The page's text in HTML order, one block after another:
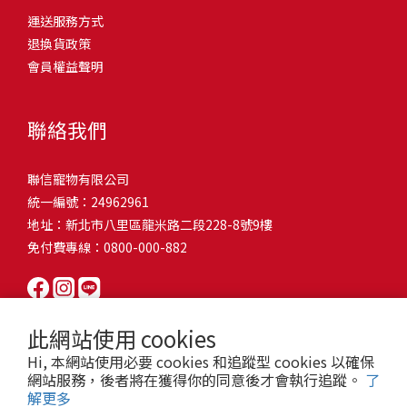
此網站使用 cookies
Hi, 本網站使用必要 cookies 和追蹤型 cookies 以確保
網站服務，後者將在獲得你的同意後才會執行追蹤。 了
解更多
和獨立能力。 幼犬訓練常見問題Q1: 幾個月大的幼犬最適合開始訓
練？A: 訓練可從幼犬到家首日開始（約8-10週大）。3-16週是社會
化黃金期，每次訓練控制在5-10分鐘內。Q2: 幼犬如廁訓練需要多久
屬啃咬玩具作替代品，發現不當啃咬時堅定說「不」，並引導至適
尿尿？A: 建立固定如廁時間表，成功時立即獎勵。限制活動範圍並
密切監督。意外發生時不責罵，使用專用除臭劑徹底清理。Q5: 幼犬
一直吠叫怎麼辦？A: 找出原因（尋求注意力、警戒、焦慮）。訓練
「安靜」指令，停止吠叫時獎勵。避免對吠叫作出反應，確保充分
向獎勵比懲罰更有效且健康。懲罰可能導致恐懼或攻擊行為，破壞
狗狗怎麼辦？A: 循序漸進社交化，從友善成犬開始。不強迫互動，
正面經驗後給予獎勵。考慮參加專業幼犬社交課程。Q8: 幼犬分離焦
慮要如何處理？A: 練習短暫分離，逐漸延長。離開和返家時保持低
調。提供能分散注意力的玩具，建立可預測的離家儀式。每隻幼犬
熱，水分流失快，腸道可能變得敏感，導致糞便變軟或拉稀。如果
換季時沒有適當調整環境，貓咪的腸胃就可能跟著「鬧脾氣」。冬
天注意保暖，提供暖墊、厚毯，避免冷風直吹。夏天補充水分，可
像是開冷氣又突然關掉，容易讓貓咪腸胃受影響。重點提醒：換季
時，記得關心貓咪的腸胃狀況，適當調整環境，幫助毛孩適應！ 貓
有血絲、異味特別重，那就要小心可能是 寄生蟲感染（如蛔蟲、鈎
蟲、球蟲）或腸胃炎、腸道疾病。這類情況會影響營養吸收，長期
下來甚至可能造成貓咪消瘦、免疫力下降。定期驅蟲（幼貓建議每
月一次，成貓每 3~6 個月一次）。觀察貓咪精神狀態，如果還伴隨
嘔吐、食慾下降，務必儘早就醫。重點提醒：如果貓咪拉肚子超過 2
天，或糞便異常，應立即帶去獸醫院檢查！ 貓咪拉肚子原因5. 情緒
壓力影響腸胃壓力不只影響人類，也會影響貓咪的腸胃！過度緊
張、焦慮、驚嚇（如煙火聲、大聲喧嘩），都可能讓貓咪拉肚子。
尤其是個性敏感的貓咪，對變化的適應力比較低，壓力一大，腸胃
就先「罷工」。減少壓力來源，盡量讓貓咪的作息固定。給貓咪陪
活中輕鬆改善看到滿屋子的貓毛是不是很抓狂？別擔心！其實只要
透過一些簡單的日常照護方式，就能有效減少貓咪掉毛情況。從梳
毛、洗澡到增加互動和營養調整，這些小撇步不僅能幫助貓咪維持
行動吧！ 預防貓掉毛方法1：勤勞梳毛養貓必備神器就是各種梳子
啦！勤勞梳毛是最直接有效的掉毛控制方法。定期梳理可以幫貓咪
髮打結和皮膚問題。建議週期：短毛貓每週梳1-2次，長毛貓則建議
2-3天梳一次。挑選合適的梳具也很重要，可以準備橡膠刷、鬃毛刷
或專用脫毛梳，依照毛質選擇。記得將梳毛變成愉快的日常儀式，
不僅能增加你們的互動時間，也讓貓咪享受被梳理的舒適感！預防
貓掉毛方法2：定期洗澡「貓咪會自己清潔，不需要洗澡」這個想法
其實不完全正確哦！適當的洗澡能幫助貓咪清除死毛和皮屑，減少
澡頻率不宜過高，一般室內貓咪1-3個月洗一次就足夠，過度洗澡反
而會造成皮膚乾燥。選擇專為貓咪設計的溫和洗毛精，洗後一定要
完全吹乾，避免濕毛造成皮膚問題。如果貓咪特別害怕洗澡，可以
的紙箱。建議一開始可以購買單價較低的入門款，觀察一下貓咪的
使用狀況，再考慮購買「豪宅」！ 項目費用用品貓碗$300貓窩
$500貓跳台$1,500貓砂盆$500貓抓板$300外出籠$1,000一次性養貓
咪是非常需要安全感的動物，可以準備一個專屬他的「寶座」，當
花費3：貓跳台貓咪雖然不需要外出進行放電，但在家中還是需要擺
放高度適合的貓跳台提供貓咪玩耍，貓跳台與貓窩相同，能給予貓
咪對於環境的安全感。一次性養貓用品相關花費4：貓砂盆貓咪排泄
用品，可選擇合適貓咪體型大小，不宜過小。一次性養貓用品相關
想，需要準備一個能夠讓牠們放肆磨爪的貓抓板。一次性養貓用品
時，外出籠就非常重要，平常也可以適度讓貓咪適應外出籠，避免
緊急情況時，貓咪過度抗拒。總結來說貓咪在健康及用品的一次性
費用大約落在 $ 7900~ $ 11600不等。雖說金額看起來不少，但以上
運送服務方式
退換貨政策
會員權益聲明
聯絡我們
聯信寵物有限公司
統一編號：24962961
地址：新北市八里區龍米路二段228-8號9樓
免付費專線：0800-000-882